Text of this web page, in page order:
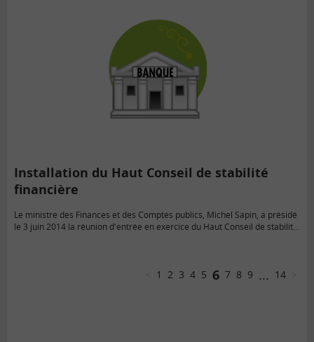
Installation du Haut Conseil de stabilité
financière
Le ministre des Finances et des Comptes publics, Michel Sapin, a présidé
le 3 juin 2014 la réunion d'entrée en exercice du Haut Conseil de stabilité
1 2 3 4 5 6 7 8 9 ... 14